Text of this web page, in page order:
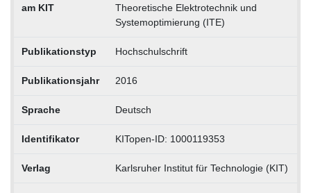
am KIT
Theoretische Elektrotechnik und
Systemoptimierung (ITE)
Publikationstyp Hochschulschrift
Publikationsjahr 2016
Sprache Deutsch
Identifikator KITopen-ID: 1000119353
Verlag Karlsruher Institut für Technologie (KIT)